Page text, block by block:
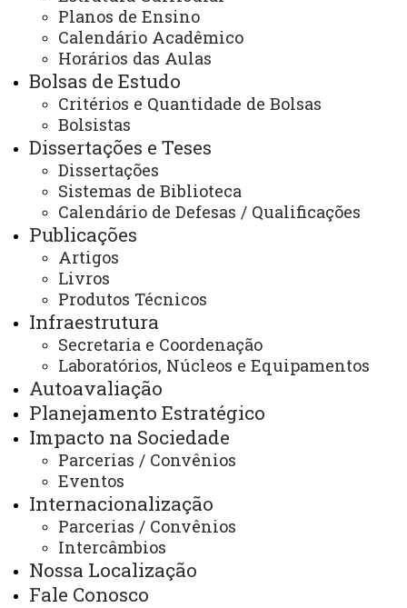
Planos de Ensino
Calendário Acadêmico
Horários das Aulas
Bolsas de Estudo
Critérios e Quantidade de Bolsas
Bolsistas
Dissertações e Teses
Dissertações
Sistemas de Biblioteca
Calendário de Defesas / Qualificações
Publicações
Artigos
Livros
Produtos Técnicos
Infraestrutura
Secretaria e Coordenação
Laboratórios, Núcleos e Equipamentos
Autoavaliação
Planejamento Estratégico
Impacto na Sociedade
Parcerias / Convênios
Eventos
Internacionalização
Parcerias / Convênios
Intercâmbios
Nossa Localização
Fale Conosco
Matemática.
Profª Drª Joceli de Fatima
Arruda Sousa- Linha de pesquisa: Ensino, Linguagens e
Formação de Professores
Profª Dr.ª Jorgelina Ivana Tallei
de Pesquisa: Ensino, Linguagens e Formação de
Professores.
Profª Drª Julia Malanchen
pesquisa: Ensino, Linguagens e Formação de Professores
Profª Drª Luciana Del Castanhel Peron
da Silva– Linha de Pesquisa: Ensino em Ciências e
Matemática